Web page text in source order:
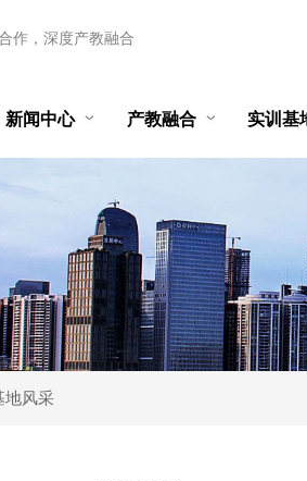
作，深度产教融合
新闻中心 产教融合 实训基
地风采